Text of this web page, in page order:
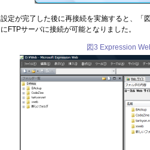
設定が完了した後に再接続を実施すると、「
にFTPサーバに接続が可能となりました。
図3 Expression